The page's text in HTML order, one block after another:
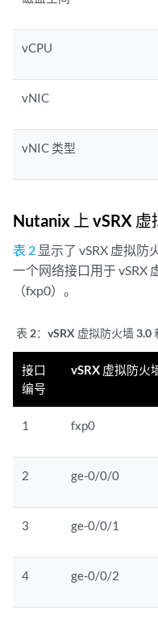
vCPU
vNIC
vNIC 类型
Nutanix 上 vSRX
表 2 显示了 vSRX 虚拟防
一个网络接口用于 vSRX
（fxp0）。
表 2： vSRX 虚拟防火墙
接口
编号
vSRX 虚拟防火
1 fxp0
2 ge-0/0/0
3 ge-0/0/1
4 ge-0/0/2